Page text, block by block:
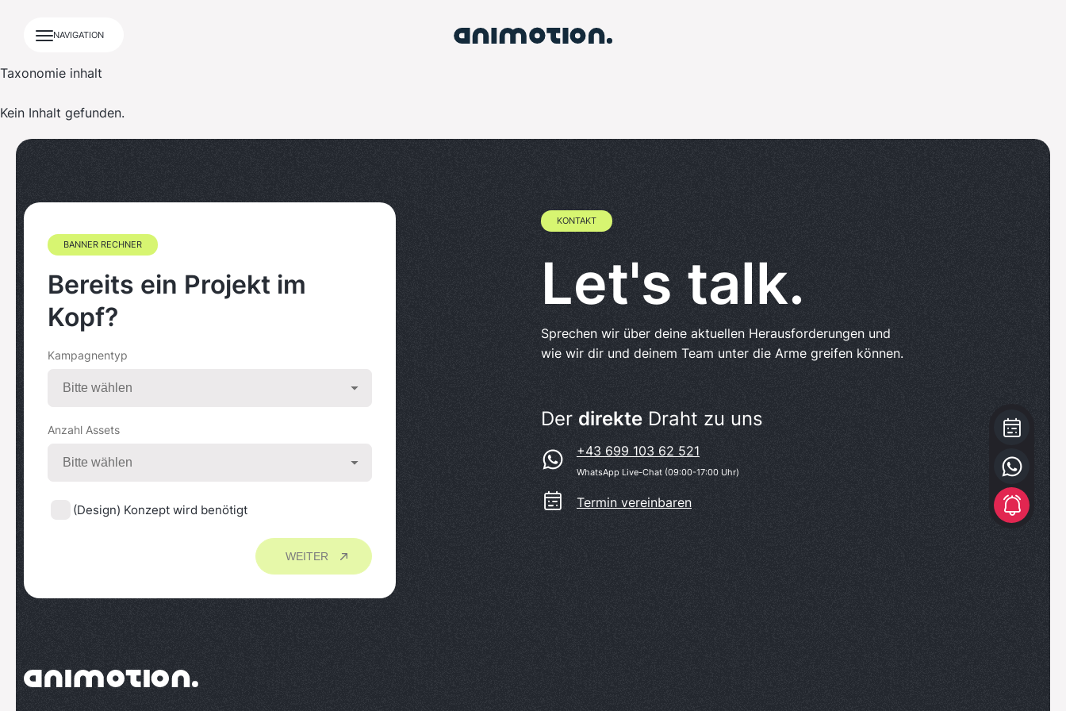
NAVIGATION
Taxonomie inhalt
Kein Inhalt gefunden.
BANNER RECHNER
Bereits ein Projekt im
Kopf?
Kampagnentyp
Anzahl Assets
(Design) Konzept wird benötigt
WEITER
KONTAKT
Let's talk.
Sprechen wir über deine aktuellen Herausforderungen und
wie wir dir und deinem Team unter die Arme greifen können.
Der direkte Draht zu uns
+43 699 103 62 521
WhatsApp Live-Chat (09:00-17:00 Uhr)
Termin vereinbaren